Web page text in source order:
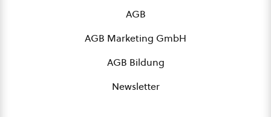
AGB
AGB Marketing GmbH
AGB Bildung
Newsletter